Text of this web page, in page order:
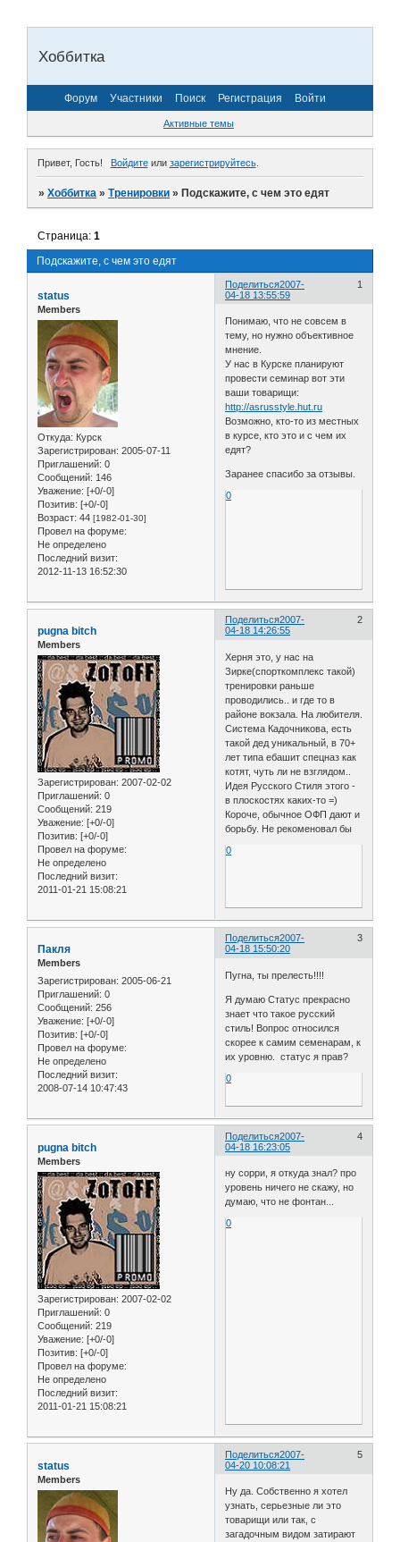
Хоббитка
Форум Участники Поиск Регистрация Войти
Активные темы
Привет, Гость! Войдитеили зарегистрируйтесь.
»Хоббитка »Тренировки »Подскажите, с чем это едят
Подскажите, с чем это едят
Страница:1
Поделиться 1
2007-
04-18 13:55:59
status
Members
Откуда: Курск
Зарегистрирован: 2005-07-11
Приглашений: 0
Сообщений: 146
Уважение: [+0/-0]
Позитив: [+0/-0]
Возраст: 44 [1982-01-30]
Провел на форуме:
Не определено
Последний визит:
2012-11-13 16:52:30
Понимаю, что не совсем в
тему, но нужно объективное
мнение.
У нас в Курске планируют
провести семинар вот эти
ваши товарищи:
http://asrusstyle.hut.ru
Возможно, кто-то из местных
в курсе, кто это и с чем их
едят?
Заранее спасибо за отзывы.
0
Поделиться 2
2007-
04-18 14:26:55
pugna bitch
Members
Зарегистрирован: 2007-02-02
Приглашений: 0
Сообщений: 219
Уважение: [+0/-0]
Позитив: [+0/-0]
Провел на форуме:
Не определено
Последний визит:
2011-01-21 15:08:21
Херня это, у нас на
Зирке(спорткомплекс такой)
тренировки раньше
проводились.. и где то в
районе вокзала. На любителя.
Система Кадочникова, есть
такой дед уникальный, в 70+
лет типа ебашит спецназ как
котят, чуть ли не взглядом..
Идея Русского Стиля этого -
в плоскостях каких-то =)
Короче, обычное ОФП дают и
борьбу. Не рекоменовал бы
0
Поделиться 3
2007-
04-18 15:50:20
Пакля
Members
Зарегистрирован: 2005-06-21
Приглашений: 0
Сообщений: 256
Уважение: [+0/-0]
Позитив: [+0/-0]
Провел на форуме:
Не определено
Последний визит:
2008-07-14 10:47:43
Пугна, ты прелесть!!!!
Я думаю Статус прекрасно
знает что такое русский
стиль! Вопрос относился
скорее к самим семенарам, к
их уровню. статус я прав?
0
Поделиться 4
2007-
04-18 16:23:05
pugna bitch
Members
Зарегистрирован: 2007-02-02
Приглашений: 0
Сообщений: 219
Уважение: [+0/-0]
Позитив: [+0/-0]
Провел на форуме:
Не определено
Последний визит:
2011-01-21 15:08:21
ну сорри, я откуда знал? про
уровень ничего не скажу, но
думаю, что не фонтан...
0
Поделиться 5
2007-
04-20 10:08:21
status
Members
Ну да. Собственно я хотел
узнать, серьезные ли это
товарищи или так, с
загадочным видом затирают